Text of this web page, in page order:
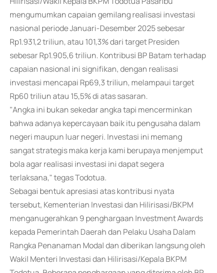
mengumumkan capaian gemilang realisasi investasi
nasional periode Januari-Desember 2025 sebesar
Rp1.931,2 triliun, atau 101,3% dari target Presiden
sebesar Rp1.905,6 triliun. Kontribusi BP Batam terhadap
capaian nasional ini signifikan, dengan realisasi
investasi mencapai Rp69,3 triliun, melampaui target
Rp60 triliun atau 15,5% di atas sasaran.
"Angka ini bukan sekedar angka tapi mencerminkan
bahwa adanya kepercayaan baik itu pengusaha dalam
negeri maupun luar negeri. Investasi ini memang
sangat strategis maka kerja kami berupaya menjemput
bola agar realisasi investasi ini dapat segera
terlaksana," tegas Todotua.
Sebagai bentuk apresiasi atas kontribusi nyata
tersebut, Kementerian Investasi dan Hilirisasi/BKPM
menganugerahkan 9 penghargaan Investment Awards
kepada Pemerintah Daerah dan Pelaku Usaha Dalam
Rangka Penanaman Modal dan diberikan langsung oleh
Wakil Menteri Investasi dan Hilirisasi/Kepala BKPM